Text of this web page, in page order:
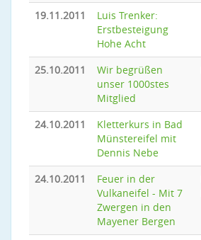
19.11.2011
Luis Trenker:
Erstbesteigung
Hohe Acht
25.10.2011
Wir begrüßen
unser 1000stes
Mitglied
24.10.2011
Kletterkurs in Bad
Münstereifel mit
Dennis Nebe
24.10.2011
Feuer in der
Vulkaneifel - Mit 7
Zwergen in den
Mayener Bergen